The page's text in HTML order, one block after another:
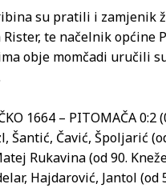
su pratili i zamjenik
Rister, te načelnik
obje momčadi uručili
1664 – PITOMAČA 0:2
Šantić, Čavić, Špoljarić
Rukavina (od 90.
Hajdarović, Jantol (od